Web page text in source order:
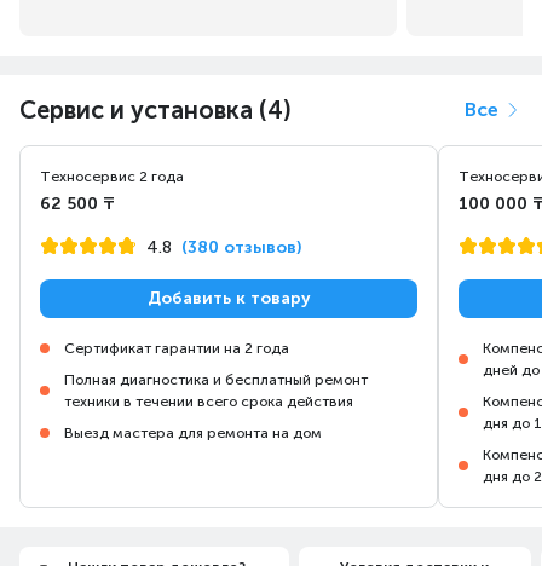
Сервис и установка (4) Все
Техносервис 2 года
62 500 ₸
4.8 (380 отзывов)
Добавить к товару
Сертификат гарантии на 2 года
Полная диагностика и бесплатный ремонт
техники в течении всего срока действия
Выезд мастера для ремонта на дом
100 000
дней до
дня до
дня до